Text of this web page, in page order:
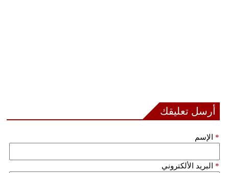
أبراج
فيديو
أرسل تعليقك
الإسم *
البريد الألكتروني *